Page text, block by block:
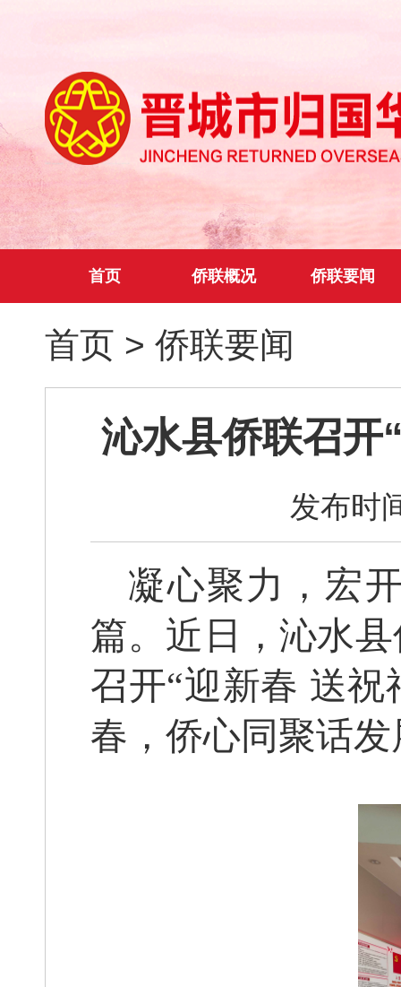
首页 侨联概况 侨联要闻
首页 > 侨联要闻
沁水县侨联召开
发布时
凝心聚力，宏
篇。近日，沁水
召开“迎新春 送
春，侨心同聚话发